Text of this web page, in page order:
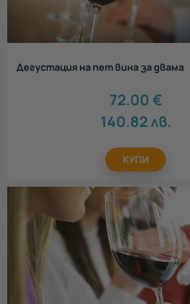
Дегустация на пет вина за двама
72.00 €
140.82лв.
КУПИ